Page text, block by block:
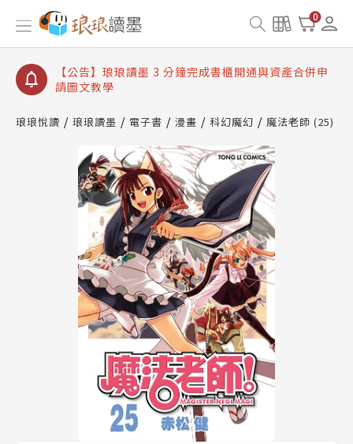
0
【公告】琅琅讀墨數位閱讀資產合併與書櫃開通申請
【公告】琅琅讀墨書櫃開通常見問題
【公告】琅琅讀墨 3 分鐘完成書櫃開通與資產合併申
請圖文教學
查詢
【公告】琅琅讀墨數位閱讀資產合併與書櫃開通申請
琅琅悅讀 琅琅讀墨 電子書 漫畫 科幻魔幻 魔法老師 (25)